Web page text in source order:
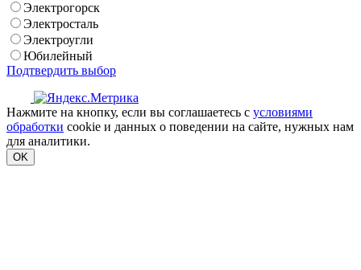
Электрогорск
Электросталь
Электроугли
Юбилейный
Подтвердить выбор
Нажмите на кнопку, если вы соглашаетесь с условиями
обработки cookie и данных о поведении на сайте, нужных нам
для аналитики.
OK